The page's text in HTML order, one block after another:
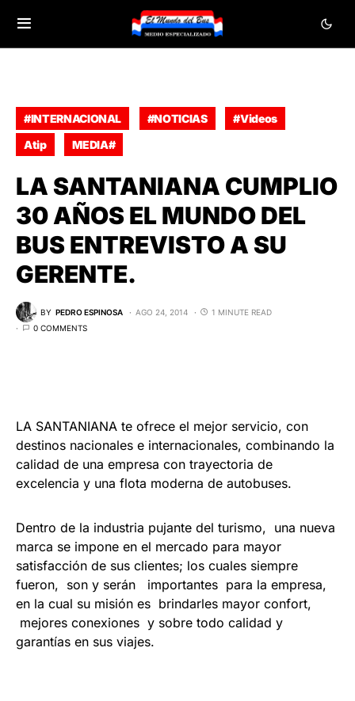
#INTERNACIONAL #NOTICIAS
#Videos
Atip
MEDIA#
LA SANTANIANA CUMPLIO
30 AÑOS EL MUNDO DEL
BUS ENTREVISTO A SU
GERENTE.
BY PEDRO ESPINOSA AGO 24, 2014
1 MINUTE READ
0 COMMENTS
LA SANTANIANA te ofrece el mejor servicio, con
destinos nacionales e internacionales, combinando la
calidad de una empresa con trayectoria de
excelencia y una flota moderna de autobuses.
Dentro de la industria pujante del turismo, una nueva
marca se impone en el mercado para mayor
satisfacción de sus clientes; los cuales siempre
fueron, son y serán importantes para la empresa,
en la cual su misión es brindarles mayor confort,
mejores conexiones y sobre todo calidad y
garantías en sus viajes.